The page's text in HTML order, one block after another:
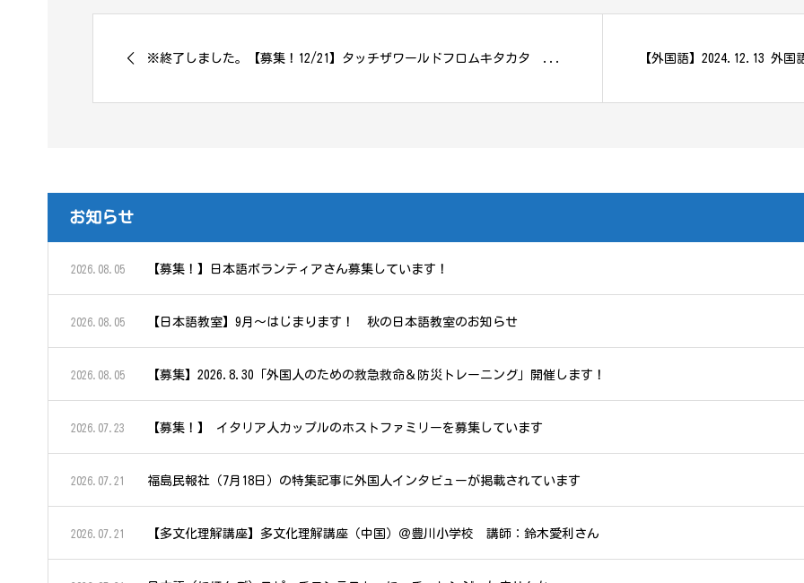
※終了しました。【募集！12/21】タッチザワールドフロムキタカタ ... 【外国語】2024.12.13 外
お知らせ
2026.08.05 【募集！】日本語ボランティアさん募集しています！
2026.08.05 【日本語教室】9月～はじまります！ 秋の日本語教室のお知らせ
2026.08.05 【募集】2026.8.30「外国人のための救急救命＆防災トレーニング」開催します！
2026.07.23 【募集！】 イタリア人カップルのホストファミリーを募集しています
2026.07.21 福島民報社（7月18日）の特集記事に外国人インタビューが掲載されています
2026.07.21 【多文化理解講座】多文化理解講座（中国）＠豊川小学校 講師：鈴木愛利さん